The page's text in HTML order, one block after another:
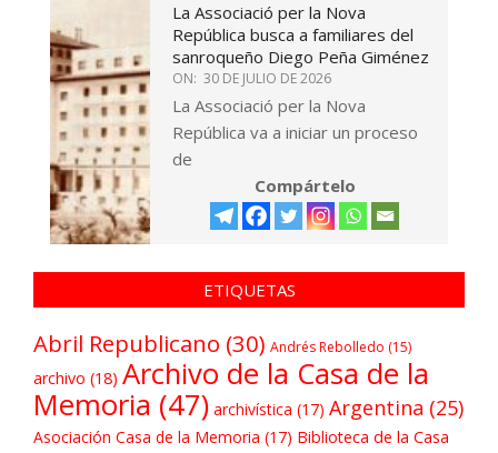
La Associació per la Nova
República busca a familiares del
sanroqueño Diego Peña Giménez
ON: 30 DE JULIO DE 2026
La Associació per la Nova
República va a iniciar un proceso
de
Compártelo
ETIQUETAS
Abril Republicano (30) Andrés Rebolledo (15)
archivo (18) Archivo de la Casa de la
Memoria (47) archivística (17) Argentina (25)
Asociación Casa de la Memoria (17) Biblioteca de la Casa